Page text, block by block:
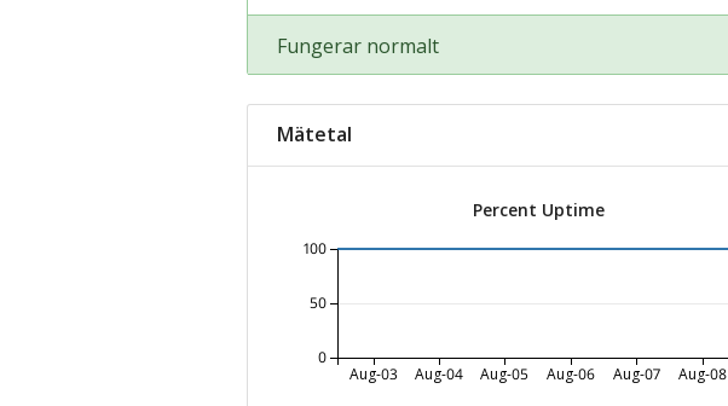
Fungerar normalt
Mätetal
Percent Uptime
Aug-03 Aug-04 Aug-05 Aug-06 Aug-07 Aug-08
0
50
100